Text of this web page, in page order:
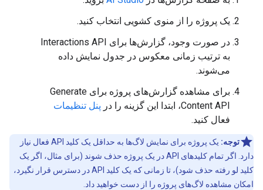
یک پروژه را از منوی کشویی انتخاب کنید.
در صورت وجود، گزارش‌ها برای Interactions API
به ترتیب زمانی معکوس در جدول نمایش داده
می‌شوند.
برای مشاهده گزارش‌های پروژه برای Generate
Content API، ابتدا این گزینه را در
پنل تنظیمات
فعال کنید.
توجه:
یک پروژه برای نمایش لاگ‌ها به حداقل یک کلید API فعال نیاز
دارد. اگر تمام کلیدهای API در یک پروژه حذف شوند (برای مثال، اگر یک
کلید لو رفته حذف شود)، تا زمانی که یک کلید API در دسترس قرار نگیرد،
امکان مشاهده لاگ‌های پروژه را از دست خواهید داد.